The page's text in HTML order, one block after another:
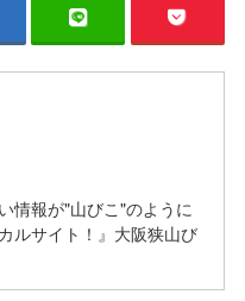
情報が"山びこ"のように
ルサイト！』大阪狭山び